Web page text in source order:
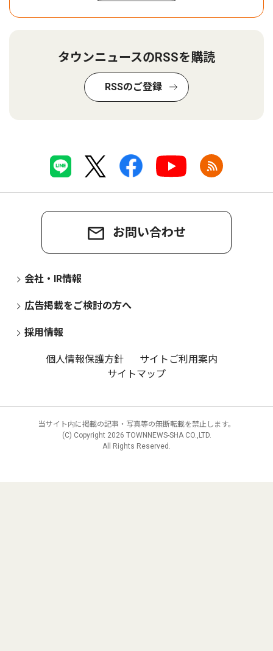
タウンニュースのRSSを購読
RSSのご登録
お問い合わせ
会社・IR情報
広告掲載をご検討の方へ
採用情報
個人情報保護方針
サイトご利用案内
サイトマップ
当サイト内に掲載の記事・写真等の無断転載を禁止します。
(C) Copyright 2026 TOWNNEWS-SHA CO.,LTD.
All Rights Reserved.